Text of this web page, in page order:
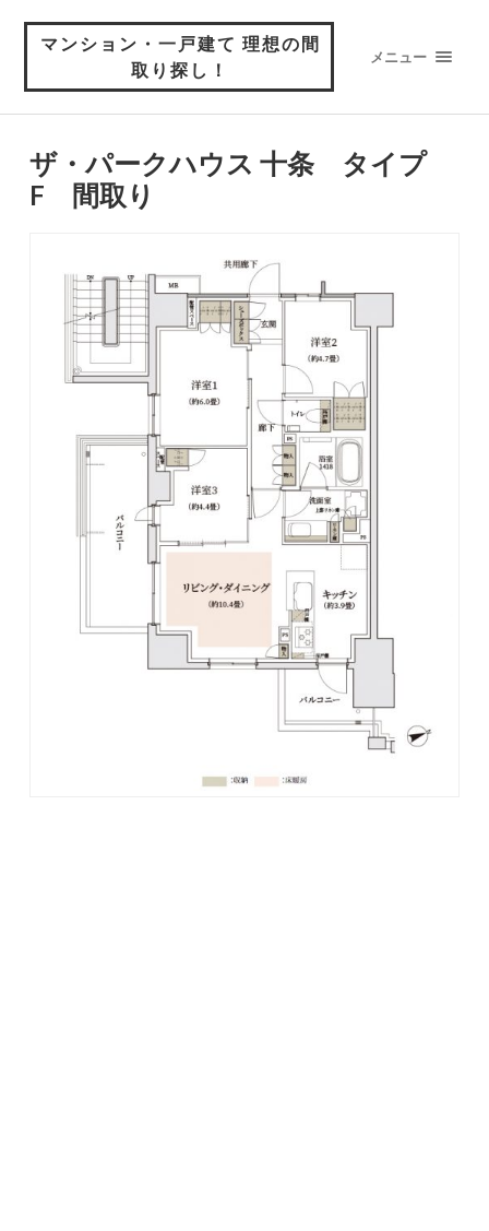
マンション・一戸建て 理想の間
取り探し！
メニュー
ザ・パークハウス 十条 タイプ
F 間取り